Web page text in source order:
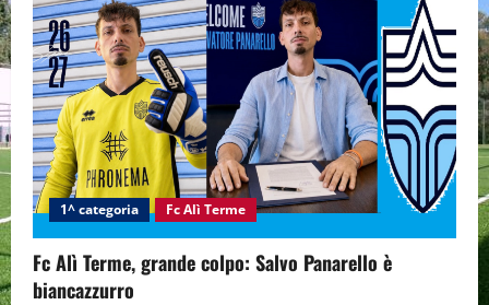
1^ categoria Fc Alì Terme
Fc Alì Terme, grande colpo: Salvo Panarello è
biancazzurro